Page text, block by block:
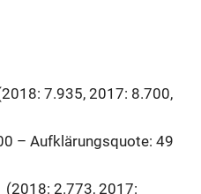
7.935, 2017: 8.700,
– Aufklärungsquote: 49
(2018: 2.773, 2017: